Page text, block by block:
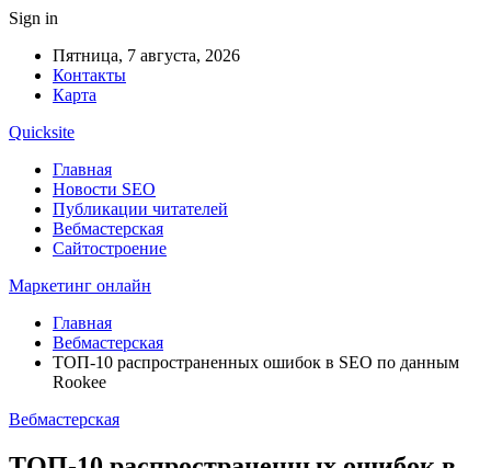
Sign in
Пятница, 7 августа, 2026
Контакты
Карта
Quicksite
Главная
Новости SEO
Публикации читателей
Вебмастерская
Сайтостроение
Маркетинг онлайн
Главная
Вебмастерская
ТОП-10 распространенных ошибок в SEO по данным
Rookee
Вебмастерская